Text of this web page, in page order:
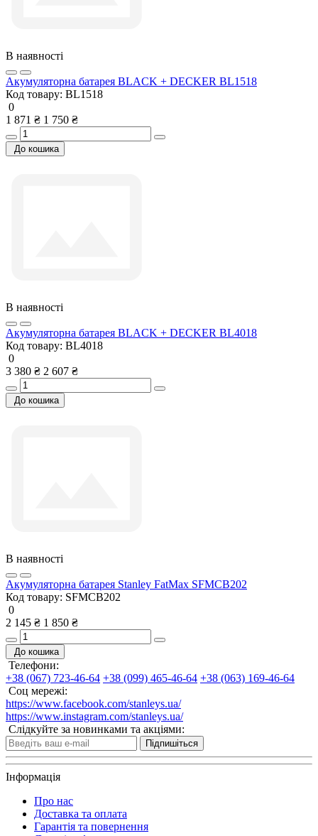
В наявності
Акумуляторна батарея BLACK + DECKER BL1518
Код товару: BL1518
0
1 871 ₴ 1 750 ₴
До кошика
В наявності
Акумуляторна батарея BLACK + DECKER BL4018
Код товару: BL4018
0
3 380 ₴ 2 607 ₴
До кошика
В наявності
Акумуляторна батарея Stanley FatMax SFMCB202
Код товару: SFMCB202
0
2 145 ₴ 1 850 ₴
До кошика
Телефони:
+38 (067) 723-46-64 +38 (099) 465-46-64 +38 (063) 169-46-64
Соц мережі:
https://www.facebook.com/stanleys.ua/
https://www.instagram.com/stanleys.ua/
Слідкуйте за новинками та акціями:
Підпишіться
Інформація
Про нас
Доставка та оплата
Гарантія та повернення